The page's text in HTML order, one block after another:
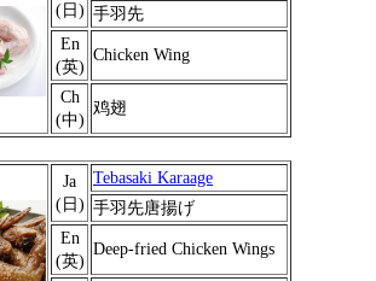
(日) 手羽先
En
(英)
Chicken Wing
Ch
(中)
鸡翅
Ja
(日)
Tebasaki Karaage
手羽先唐揚げ
En
(英)
Deep-fried Chicken Wings